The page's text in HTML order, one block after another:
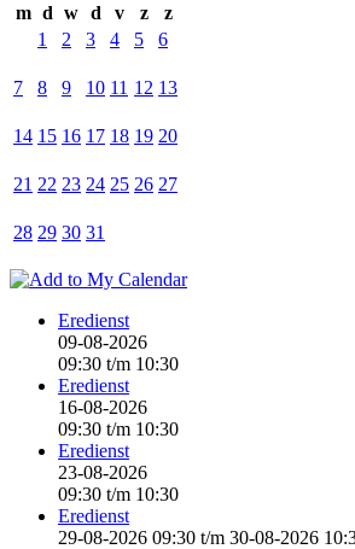
m d w d v z
z
1
2 3 4 5 6
7 8 9 10 11 12 13
14 15 16 17 18 19 20
21 22 23 24 25 26 27
28 29 30 31
Eredienst
09-08-2026
09:30 t/m 10:30
Eredienst
16-08-2026
09:30 t/m 10:30
Eredienst
23-08-2026
09:30 t/m 10:30
Eredienst
29-08-2026 09:30 t/m 30-08-2026